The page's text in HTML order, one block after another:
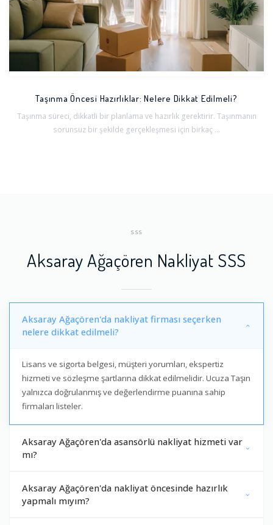
Taşınma Öncesi Hazırlıklar: Nelere Dikkat Edilmeli?
Taşınma süreci, dikkatli bir planlama ve hazırlık gerektirir. Taşınmanın
sorunsuz bir şekilde gerçekleşmesi için birkaç ...
SSS
Aksaray Ağaçören Nakliyat SSS
Aksaray Ağaçören'da nakliyat firması seçerken
nelere dikkat edilmeli?
Lisans ve sigorta belgesi, müşteri yorumları, ekspertiz
hizmeti ve sözleşme şartlarına dikkat edilmelidir. Ucuza Taşın
yalnızca doğrulanmış ve değerlendirme puanına sahip
firmaları listeler.
Aksaray Ağaçören'da asansörlü nakliyat hizmeti var
mı?
Aksaray Ağaçören'da nakliyat öncesinde hazırlık
yapmalı mıyım?